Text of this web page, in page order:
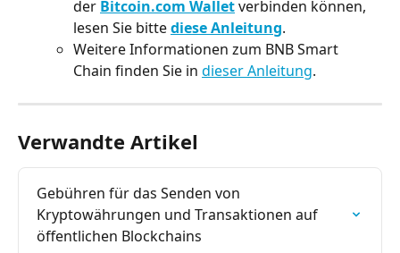
der Bitcoin.com Wallet verbinden können,
lesen Sie bitte diese Anleitung.
Weitere Informationen zum BNB Smart
Chain finden Sie in dieser Anleitung.
Verwandte Artikel
Gebühren für das Senden von
Kryptowährungen und Transaktionen auf
öffentlichen Blockchains